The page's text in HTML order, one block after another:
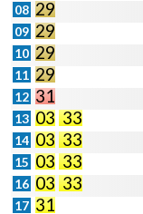
08 29
09 29
10 29
11 29
12 31
13 0333
14 0333
15 0333
16 0333
17 31